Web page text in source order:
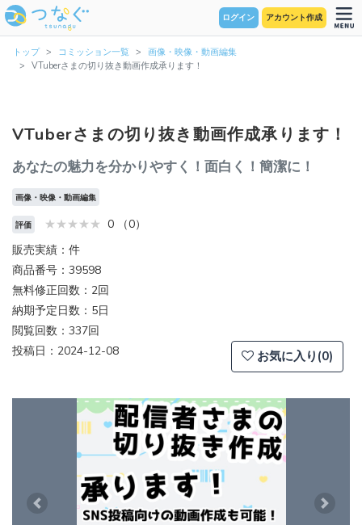
ログイン アカウント作成
トップ コミッション一覧
画像・映像・動画編集
VTuberさまの切り抜き動画作成承ります！
VTuberさまの切り抜き動画作成承ります！
あなたの魅力を分かりやすく！面白く！簡潔に！
画像・映像・動画編集
評価
0 （0）
販売実績：件
商品番号：39598
無料修正回数：2回
納期予定日数：5日
閲覧回数：337回
投稿日：2024-12-08
お気に入り(0)
Previous Next